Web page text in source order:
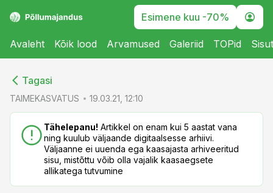
Esimene kuu -70%
Avaleht Kõik lood Arvamused Galeriid TOPid
Tagasi
TAIMEKASVATUS 19.03.21, 12:10
Tähelepanu! Artikkel on enam kui 5 aastat vana
ning kuulub väljaande digitaalsesse arhiivi.
Väljaanne ei uuenda ega kaasajasta arhiveeritud
sisu, mistõttu võib olla vajalik kaasaegsete
allikatega tutvumine